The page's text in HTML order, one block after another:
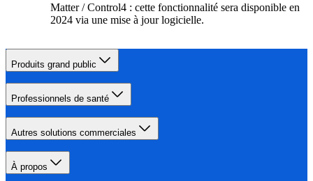
Matter / Control4 : cette fonctionnalité sera disponible en
2024 via une mise à jour logicielle.
Produits grand public
Professionnels de santé
Autres solutions commerciales
À propos